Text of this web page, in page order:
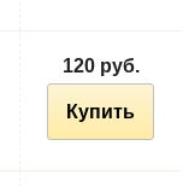
120 руб.
Купить